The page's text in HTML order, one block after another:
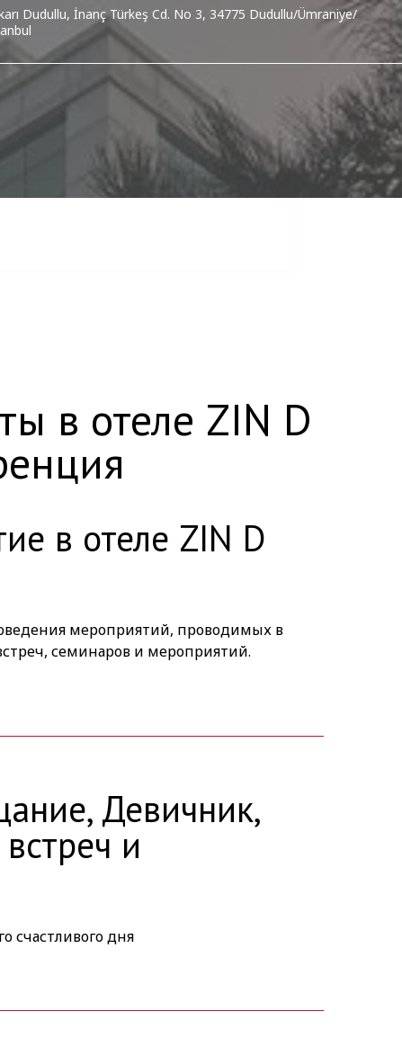
Dudullu, İnanç Türkeş Cd. No 3, 34775 Dudullu/Ümraniye/
в отеле ZIN D
в отеле ZIN D
мероприятий, проводимых в
семинаров и мероприятий.
Девичник,
и
счастливого дня